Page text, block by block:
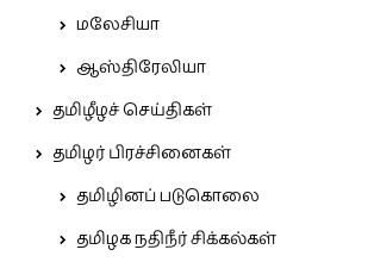
மலேசியா
ஆஸ்திரேலியா
தமிழீழச் செய்திகள்
தமிழர் பிரச்சினைகள்
தமிழினப் படுகொலை
தமிழக நதிநீர் சிக்கல்கள்